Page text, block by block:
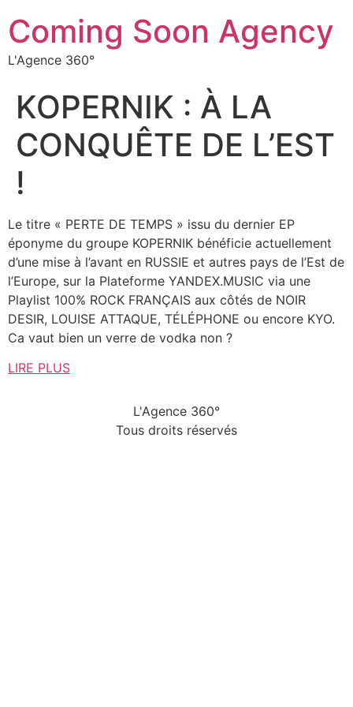
Coming Soon Agency
L'Agence 360°
KOPERNIK : À LA
CONQUÊTE DE L’EST
!
Le titre « PERTE DE TEMPS » issu du dernier EP
éponyme du groupe KOPERNIK bénéficie actuellement
d’une mise à l’avant en RUSSIE et autres pays de l’Est de
l’Europe, sur la Plateforme YANDEX.MUSIC via une
Playlist 100% ROCK FRANÇAIS aux côtés de NOIR
DESIR, LOUISE ATTAQUE, TÉLÉPHONE ou encore KYO.
Ca vaut bien un verre de vodka non ?
LIRE PLUS
L'Agence 360°
Tous droits réservés